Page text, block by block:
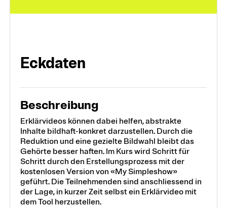
Frühe Kindheit
Heterogenität in Schule und Unterricht
Schulführung und Leadership
Eckdaten
Beschreibung
Erklärvideos können dabei helfen, abstrakte
Inhalte bildhaft-konkret darzustellen. Durch die
Reduktion und eine gezielte Bildwahl bleibt das
Gehörte besser haften. Im Kurs wird Schritt für
Schritt durch den Erstellungsprozess mit der
kostenlosen Version von «My Simpleshow»
geführt. Die Teilnehmenden sind anschliessend in
der Lage, in kurzer Zeit selbst ein Erklärvideo mit
dem Tool herzustellen.